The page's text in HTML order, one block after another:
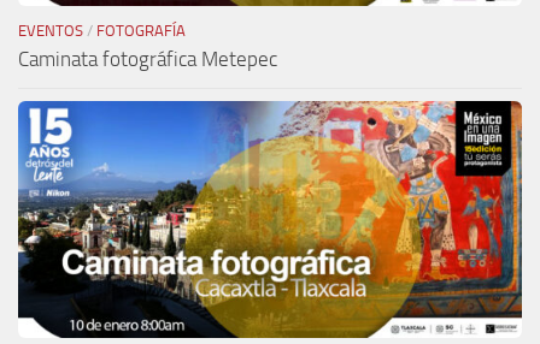
EVENTOS / FOTOGRAFÍA
Caminata fotográfica Metepec